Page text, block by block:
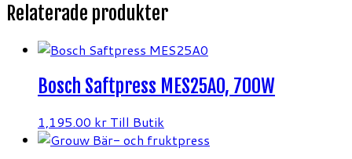
Relaterade produkter
Bosch Saftpress MES25A0, 700W
1,195.00 kr Till Butik